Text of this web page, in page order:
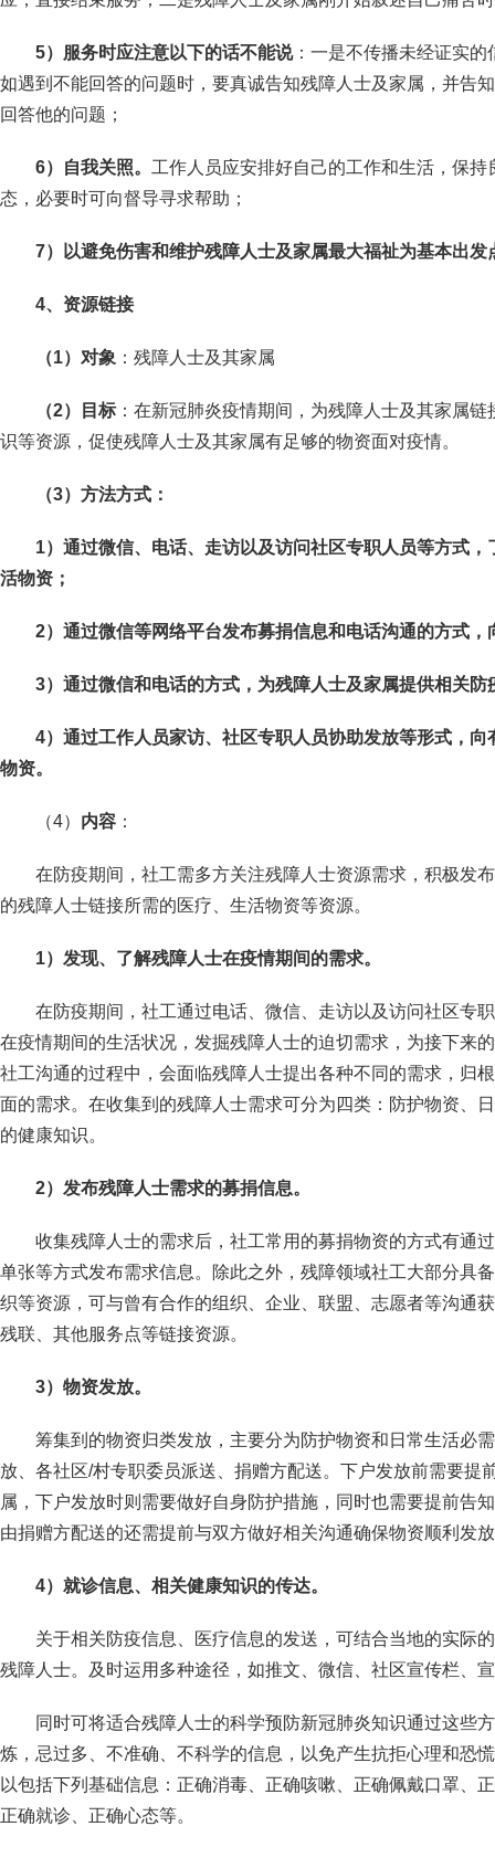
5）服务时应注意以下的话不能说：一是不传播未经证实的
如遇到不能回答的问题时，要真诚告知残障人士及家属，并告
回答他的问题；
6）自我关照。 工作人员应安排好自己的工作和生活，保
态，必要时可向督导寻求帮助；
7）以避免伤害和维护残障人士及家属最大福祉为基本出发
4、资源链接
（1）对象 ：残障人士及其家属
（2）目标：在新冠肺炎疫情期间，为残障人士及其家属
识等资源，促使残障人士及其家属有足够的物资面对疫情。
（3）方法方式：
1）通过微信、电话、走访以及访问社区专职人员等方式
活物资；
2）通过微信等网络平台发布募捐信息和电话沟通的方式
3）通过微信和电话的方式，为残障人士及家属提供相关防
4）通过工作人员家访、社区专职人员协助发放等形式，
物资。
（4） 内容 ：
在防疫期间，社工需多方关注残障人士资源需求，积极发
的残障人士链接所需的医疗、生活物资等资源。
1）发现、了解残障人士在疫情期间的需求。
在防疫期间，社工通过电话、微信、走访以及访问社区专
在疫情期间的生活状况，发掘残障人士的迫切需求，为接下来
社工沟通的过程中，会面临残障人士提出各种不同的需求，归
面的需求。在收集到的残障人士需求可分为四类：防护物资、
的健康知识。
2）发布残障人士需求的募捐信息。
收集残障人士的需求后，社工常用的募捐物资的方式有通
单张等方式发布需求信息。除此之外，残障领域社工大部分具
织等资源，可与曾有合作的组织、企业、联盟、志愿者等沟通
残联、其他服务点等链接资源。
3）物资发放。
筹集到的物资归类发放，主要分为防护物资和日常生活必
放、各社区/村专职委员派送、捐赠方配送。下户发放前需要提
属，下户发放时则需要做好自身防护措施，同时也需要提前告
由捐赠方配送的还需提前与双方做好相关沟通确保物资顺利发
4）就诊信息、相关健康知识的传达。
关于相关防疫信息、医疗信息的发送，可结合当地的实际
残障人士。及时运用多种途径，如推文、微信、社区宣传栏、
同时可将适合残障人士的科学预防新冠肺炎知识通过这些
炼，忌过多、不准确、不科学的信息，以免产生抗拒心理和恐
以包括下列基础信息：正确消毒、正确咳嗽、正确佩戴口罩、
正确就诊、正确心态等。